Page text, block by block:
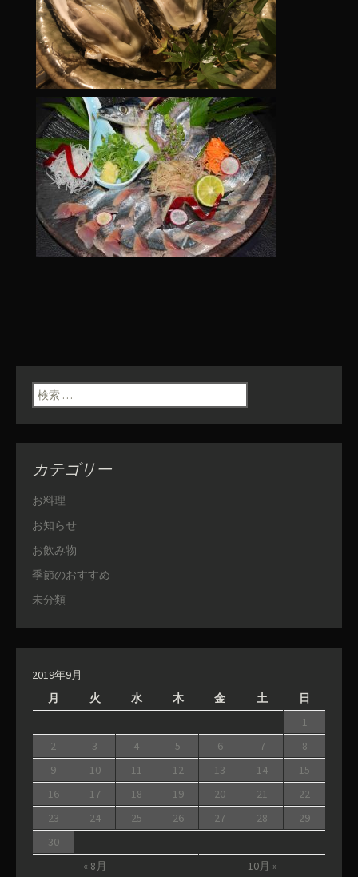
検索:
カテゴリー
お料理
お知らせ
お飲み物
季節のおすすめ
未分類
2019年9月
月
火 水 木 金 土 日
« 8月 10月 »
1
2
3 4 5 6 7
8
9
10 11 12 13 14
15
16
17 18 19 20 21
22
23
24 25 26 27 28
29
30